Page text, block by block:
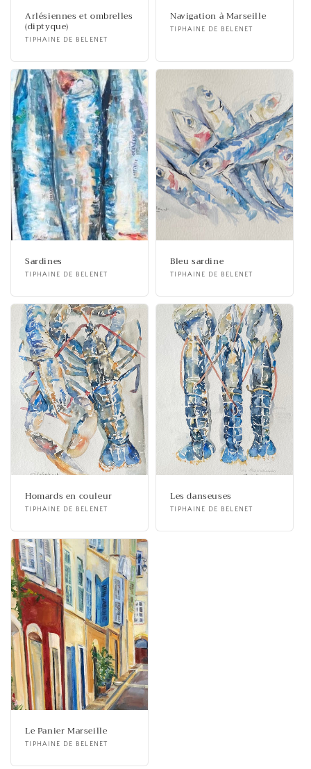
Arlésiennes et ombrelles
(diptyque)
Fournisseur :
TIPHAINE DE BELENET
Navigation à Marseille
Fournisseur :
TIPHAINE DE BELENET
Sardines
Fournisseur :
TIPHAINE DE BELENET
Bleu sardine
Fournisseur :
TIPHAINE DE BELENET
Homards en couleur
Fournisseur :
TIPHAINE DE BELENET
Les danseuses
Fournisseur :
TIPHAINE DE BELENET
Le Panier Marseille
Fournisseur :
TIPHAINE DE BELENET